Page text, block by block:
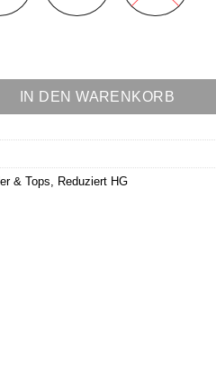
IN DEN WARENKORB
& Tops, Reduziert HG